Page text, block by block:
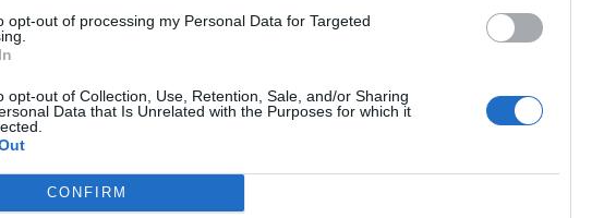
opt-out of processing my Personal Data for Targeted
opt-out of Collection, Use, Retention, Sale, and/or Sharing
Data that Is Unrelated with the Purposes for which it
CONFIRM
płody oraz odpady medyczne. (fot. Darek Delmanowicz / PAP / Kanał Zero)
się w patomorfologii, która była wcześniejszą właścicielką działki.
składowania niebezpiecznych odpadów.
Moniki Krześniak dla Kanału Zero mówią o szoku, niedowierzaniu i obawach